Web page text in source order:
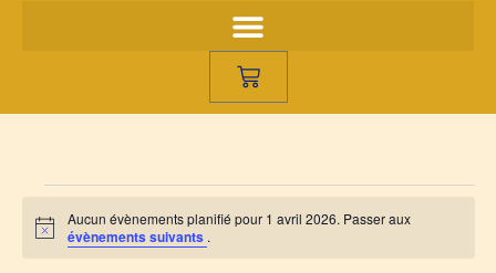
Notice
Aucun évènements planifié pour 1 avril 2026. Passer aux
évènements suivants .